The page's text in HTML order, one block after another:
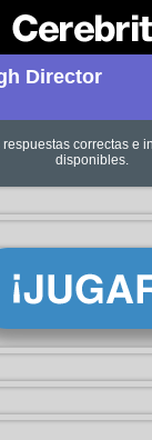
Director
correctas e
disponibles.